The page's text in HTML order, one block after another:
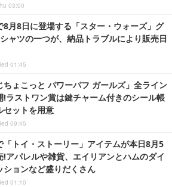
03:00
8月8日に登場する「スター・ウォーズ」グ
ャツの一つが、納品トラブルにより販売日
01:45
ちょこっと パワーパフ ガールズ」全ライン
!ラストワン賞は鍵チャーム付きのシール帳
セットを用意
09:45
「トイ・ストーリー」アイテムが本日8月5
!アパレルや雑貨、エイリアンとハムのダイ
ションなど盛りだくさん
01:10